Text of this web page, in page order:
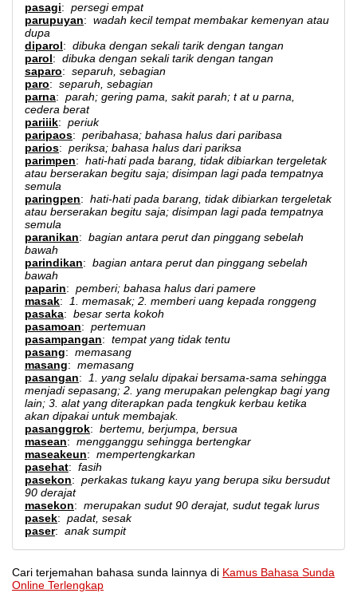
pasagi: persegi empat
parupuyan: wadah kecil tempat membakar kemenyan atau
dupa
diparol: dibuka dengan sekali tarik dengan tangan
parol: dibuka dengan sekali tarik dengan tangan
saparo: separuh, sebagian
paro: separuh, sebagian
parna: parah; gering pama, sakit parah; t at u parna,
cedera berat
pariiik: periuk
paripaos: peribahasa; bahasa halus dari paribasa
parios: periksa; bahasa halus dari pariksa
parimpen: hati-hati pada barang, tidak dibiarkan tergeletak
atau berserakan begitu saja; disimpan lagi pada tempatnya
semula
paringpen: hati-hati pada barang, tidak dibiarkan tergeletak
atau berserakan begitu saja; disimpan lagi pada tempatnya
semula
paranikan: bagian antara perut dan pinggang sebelah
bawah
parindikan: bagian antara perut dan pinggang sebelah
bawah
paparin: pemberi; bahasa halus dari pamere
masak:
1. memasak; 2. memberi uang kepada ronggeng
pasaka: besar serta kokoh
pasamoan: pertemuan
pasampangan: tempat yang tidak tentu
pasang: memasang
masang: memasang
pasangan:
1. yang selalu dipakai bersama-sama sehingga
menjadi sepasang; 2. yang merupakan pelengkap bagi yang
lain; 3. alat yang diterapkan pada tengkuk kerbau ketika
akan dipakai untuk membajak.
pasanggrok: bertemu, berjumpa, bersua
masean: mengganggu sehingga bertengkar
maseakeun: mempertengkarkan
pasehat: fasih
pasekon: perkakas tukang kayu yang berupa siku bersudut
90 derajat
masekon: merupakan sudut 90 derajat, sudut tegak lurus
pasek: padat, sesak
paser: anak sumpit
Cari terjemahan bahasa sunda lainnya di Kamus Bahasa Sunda
Online Terlengkap